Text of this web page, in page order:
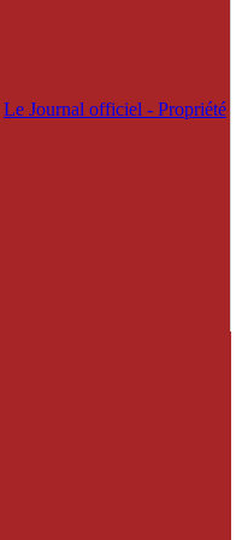
Le Journal officiel - Propriété